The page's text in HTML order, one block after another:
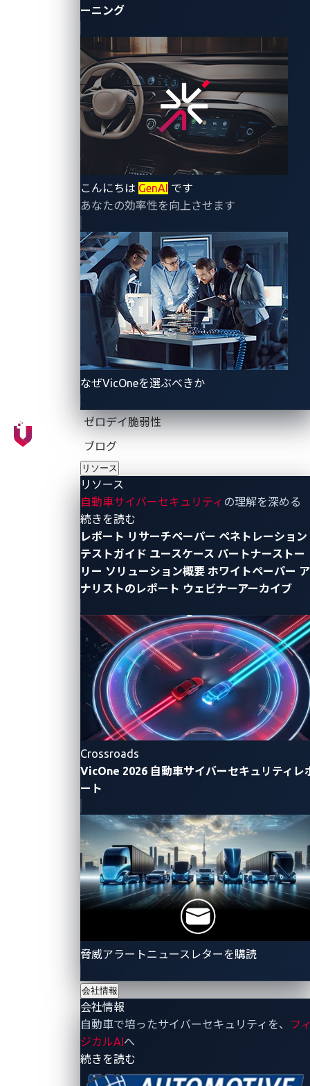
ーニング
こんにちは GenAI です
あなたの効率性を向上させます
なぜVicOneを選ぶべきか
ゼロデイ脆弱性
ブログ
リソース
リソース
自動車サイバーセキュリティ の理解を深める
続きを読む
レポート リサーチペーパー ペネトレーション
テストガイド ユースケース パートナーストー
リー ソリューション概要 ホワイトペーパー ア
ナリストのレポート ウェビナーアーカイブ
Crossroads
VicOne 2026 自動車サイバーセキュリティレ
ート
脅威アラートニュースレターを購読
会社情報
会社情報
自動車で培ったサイバーセキュリティを、
フ
ジカルAIへ
続きを読む
イバ
ーセ
キュ
リテ
ィ動
向
年間レポ
ートに先
稿では
VicOneセ
キュリテ
ィ概況レ
ポートか
ら、自動
車、運
輸、物流
分野のサ
告しま
Cybersecurity
2025年10
月31日
CyberThreat
Research
Lab
CANインジェクションが明らかにする
CANバスの脆弱性
SPIRITCYBER Automotive CTF 2025で出題された課題の
ひとつCANインジェクションについて検証します。課題
に取り組む過程で、シミュレートされたCANインジェク
ション攻撃により、現代のコネクテッドカーにおけるセ
キュリティ上の脆弱性が浮かび上がってきました。
Automotive Cybersecurity Automotive CTF
2025年10月29日
VicOne
Pwn2Own Automotive 2026開催決定！
ルール、カテゴリー対象の最新情報をチ
世界中から腕に覚えのあるセキュリティリサーチャーが
集結し、手に汗握る競技を繰り広げるPwn2Own
Automotiveが2026年1月、第3回大会として東京に帰っ
バーセキュリティチャレンジのルール、カテゴリーなど
新たな取り組みについて速報をご確認ください。
Pwn2Own Automotive
Automotive Cybersecurity
Zero-Day Vulnerabilities